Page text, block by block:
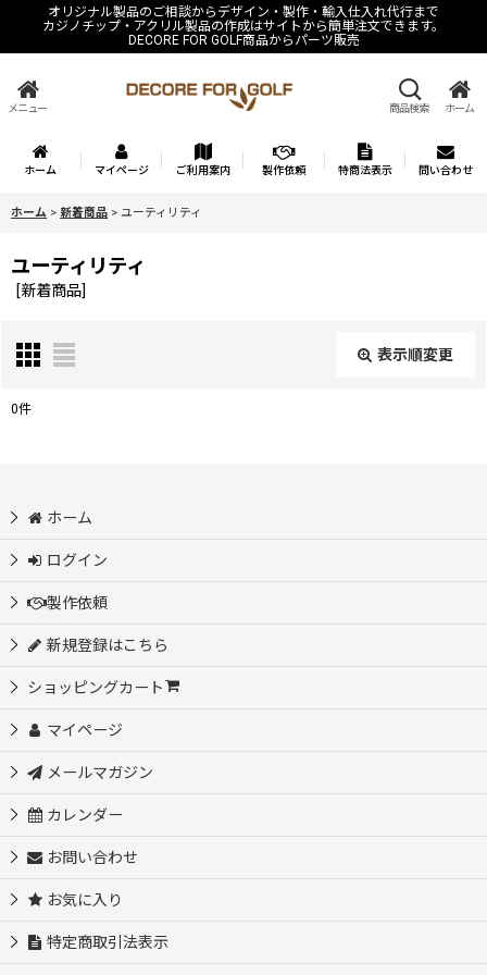
オリジナル製品のご相談からデザイン・製作・輸入仕入れ代行まで
カジノチップ・アクリル製品の作成はサイトから簡単注文できます。
DECORE FOR GOLF商品からパーツ販売
メニュー 商品検索 ホーム
ホーム マイページ ご利用案内 製作依頼 特商法表示 問い合わせ
ホーム > 新着商品 > ユーティリティ
ユーティリティ
[新着商品]
表示順変更
並び順
0件
ホーム
ログイン
製作依頼
新規登録はこちら
ショッピングカート
マイページ
メールマガジン
カレンダー
お問い合わせ
お気に入り
特定商取引法表示